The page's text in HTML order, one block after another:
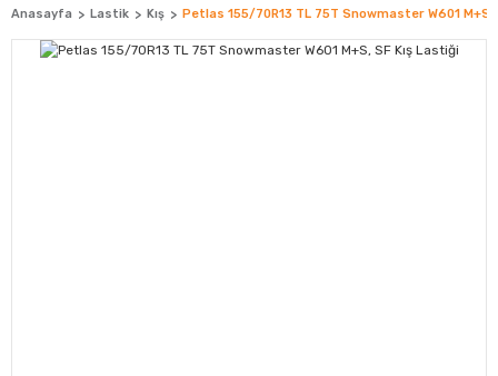
Anasayfa Lastik Kış Petlas 155/70R13 TL 75T Snowmaster W601 M+S,